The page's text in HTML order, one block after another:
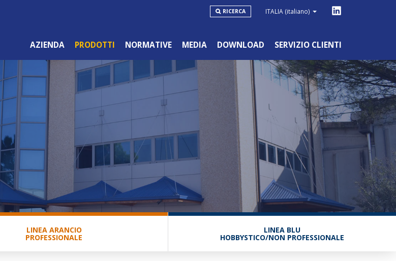
ITALIA (italiano)
RICERCA
AZIENDA PRODOTTI NORMATIVE MEDIA DOWNLOAD SERVIZIO CLIENTI
LINEA ARANCIO
PROFESSIONALE
LINEA BLU
HOBBYSTICO/NON PROFESSIONALE
PROFESSIONALE HOBBYSTICO/NON PROFESSIONALE